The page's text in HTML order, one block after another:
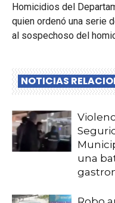
Homicidios del
quien ordenó una serie
al sospechoso del
NOTICIAS
una